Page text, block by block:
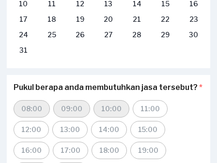
10
11 12 13 14 15
16
17
18 19 20 21 22
23
24
25 26 27 28 29
30
31
Pukul berapa anda membutuhkan jasa tersebut? *
08:00 09:00 10:00 11:00
12:00 13:00 14:00 15:00
16:00 17:00 18:00 19:00